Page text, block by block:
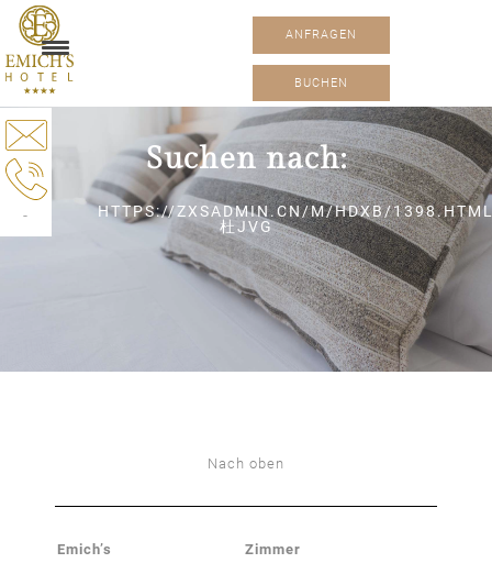
ANFRAGEN
BUCHEN
-
Suchen nach:
HTTPS://ZXSADMIN.CN/M/HDXB/
杜JVG
Nach oben
Emich’s
Zimmer